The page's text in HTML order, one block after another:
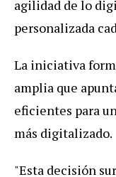
agilidad de lo
personalizada
La iniciativa
amplia que
eficientes para
más digitalizado.
"Esta decisión